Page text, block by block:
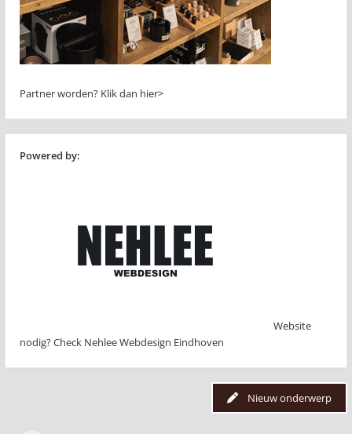
Partner worden? Klik dan hier>
Powered by:
Website
nodig? Check Nehlee Webdesign Eindhoven
Nieuw onderwerp